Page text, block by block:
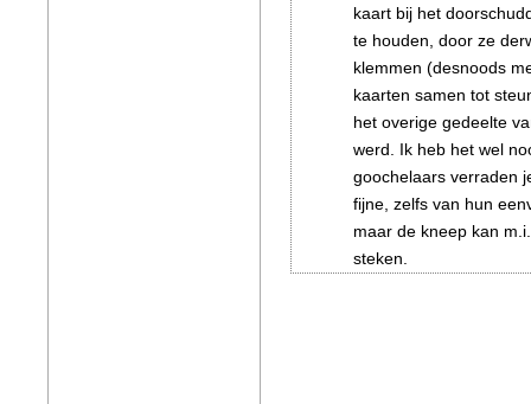
kaart bij het
te houden, door ze
klemmen (desnoods
kaarten samen tot
het overige gedeelte
werd. Ik heb het wel
goochelaars verraden
fijne, zelfs van hun
maar de kneep kan
steken.